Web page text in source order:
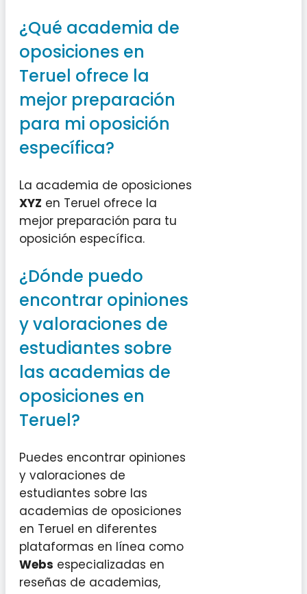
¿Qué academia de
oposiciones en
Teruel ofrece la
mejor preparación
para mi oposición
específica?
La academia de oposiciones
XYZ en Teruel ofrece la
mejor preparación para tu
oposición específica.
¿Dónde puedo
encontrar opiniones
y valoraciones de
estudiantes sobre
las academias de
oposiciones en
Teruel?
Puedes encontrar opiniones
y valoraciones de
estudiantes sobre las
academias de oposiciones
en Teruel en diferentes
plataformas en línea como
Webs especializadas en
reseñas de academias,